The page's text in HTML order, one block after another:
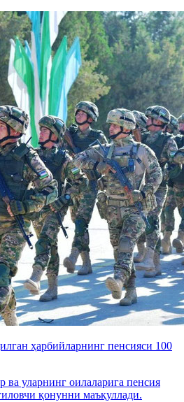
ҳарбийларнинг пенсияси 100
ва уларнинг оилаларига пенсия
қонунни маъқуллади.